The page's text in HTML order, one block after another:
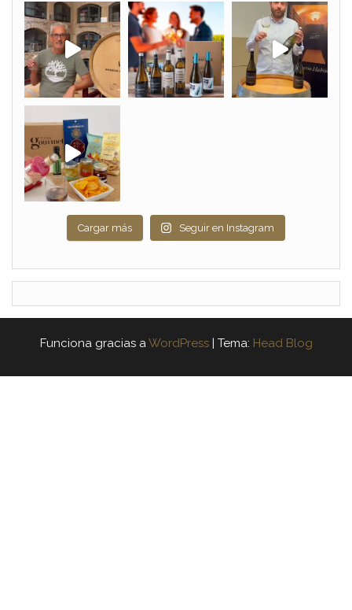
Cargar más Seguir en Instagram
Funciona gracias aWordPress | Tema: Head Blog